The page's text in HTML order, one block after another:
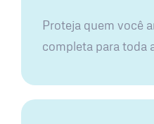
Proteja quem você
completa para toda